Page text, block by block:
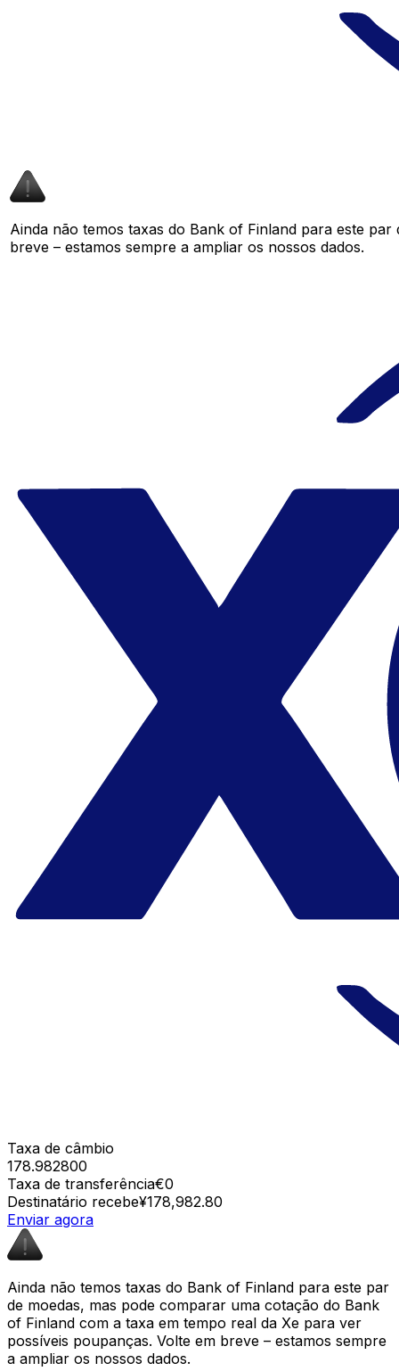
Ainda não temos taxas do Bank of Finland para este
breve – estamos sempre a ampliar os nossos dados.
Taxa de câmbio
178.982800
Taxa de transferência€0
Destinatário recebe¥178,982.80
Enviar agora
Ainda não temos taxas do Bank of Finland para este par
de moedas, mas pode comparar uma cotação do Bank
of Finland com a taxa em tempo real da Xe para ver
possíveis poupanças. Volte em breve – estamos sempre
a ampliar os nossos dados.